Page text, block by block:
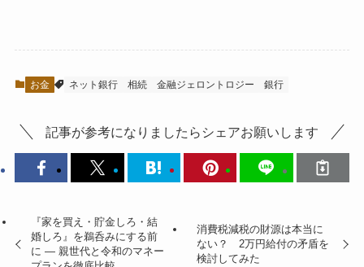
お金 ネット銀行 相続 金融ジェロントロジー 銀行
記事が参考になりましたらシェアお願いします
『家を買え・貯金しろ・結
婚しろ』を鵜呑みにする前
に ― 親世代と令和のマネー
消費税減税の財源は本当に
ない？ 2万円給付の矛盾を
検討してみた